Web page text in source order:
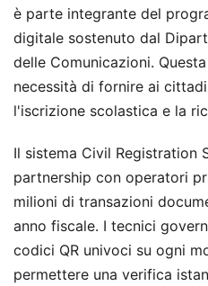
è parte integrante del
digitale sostenuto dal
delle Comunicazioni.
necessità di fornire ai
l'iscrizione scolastica e la
Il sistema Civil Registration
partnership con operatori
milioni di transazioni
anno fiscale. I tecnici
codici QR univoci su ogni
permettere una verifica